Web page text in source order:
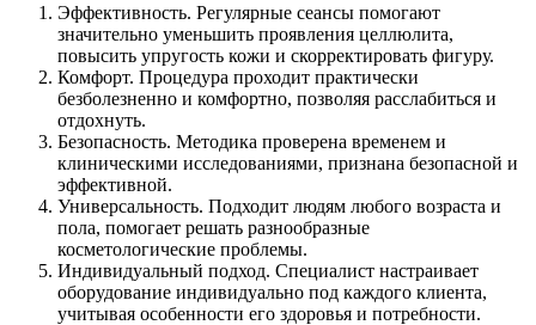
Эффективность. Регулярные сеансы помогают
значительно уменьшить проявления целлюлита,
повысить упругость кожи и скорректировать фигуру.
Комфорт. Процедура проходит практически
безболезненно и комфортно, позволяя расслабиться и
отдохнуть.
Безопасность. Методика проверена временем и
клиническими исследованиями, признана безопасной и
эффективной.
Универсальность. Подходит людям любого возраста и
пола, помогает решать разнообразные
косметологические проблемы.
Индивидуальный подход. Специалист настраивает
оборудование индивидуально под каждого клиента,
учитывая особенности его здоровья и потребности.